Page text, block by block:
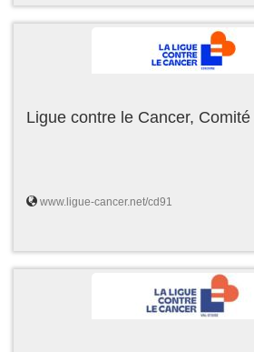
Ligue contre le Cancer,
www.ligue-cancer.net/cd91